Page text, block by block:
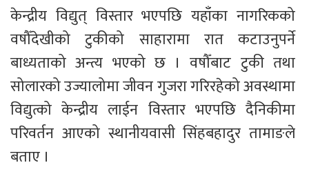
केन्द्रीय विद्युत् विस्तार भएपछि यहाँका नागरिकको
वषौँदेखीको टुकीको साहारामा रात कटाउनुपर्ने
बाध्यताको अन्त्य भएको छ । वषौँबाट टुकी तथा
सोलारको उज्यालोमा जीवन गुजरा गरिरहेको अवस्थामा
विद्युत्को केन्द्रीय लाईन विस्तार भएपछि दैनिकीमा
परिवर्तन आएको स्थानीयवासी सिंहबहादुर तामाङले
बताए ।